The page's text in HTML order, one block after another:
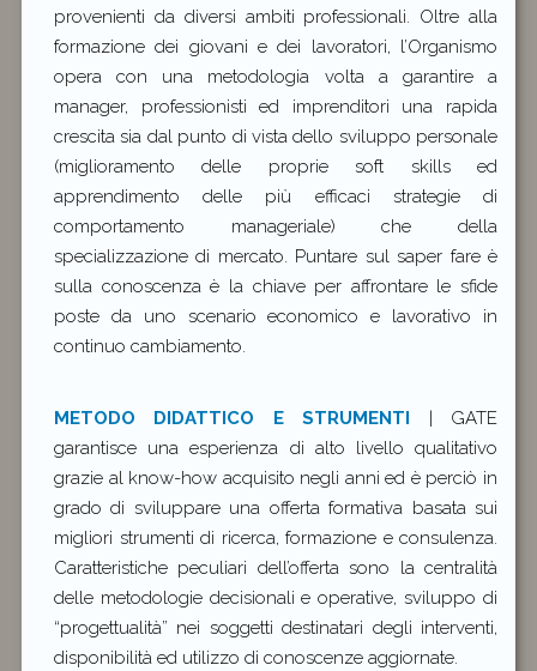
provenienti da diversi ambiti professionali. Oltre alla
formazione dei giovani e dei lavoratori, l’Organismo
opera con una metodologia volta a garantire a
manager, professionisti ed imprenditori una rapida
crescita sia dal punto di vista dello sviluppo personale
(miglioramento delle proprie soft skills ed
apprendimento delle più efficaci strategie di
comportamento manageriale) che della
specializzazione di mercato. Puntare sul saper fare è
sulla conoscenza è la chiave per affrontare le sfide
poste da uno scenario economico e lavorativo in
continuo cambiamento.
METODO DIDATTICO E STRUMENTI | GATE
garantisce una esperienza di alto livello qualitativo
grazie al know-how acquisito negli anni ed è perciò in
grado di sviluppare una offerta formativa basata sui
migliori strumenti di ricerca, formazione e consulenza.
Caratteristiche peculiari dell’offerta sono la centralità
delle metodologie decisionali e operative, sviluppo di
“progettualità” nei soggetti destinatari degli interventi,
disponibilità ed utilizzo di conoscenze aggiornate.